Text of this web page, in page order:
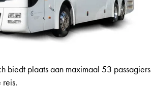
biedt plaats aan maximaal 53 passagiers